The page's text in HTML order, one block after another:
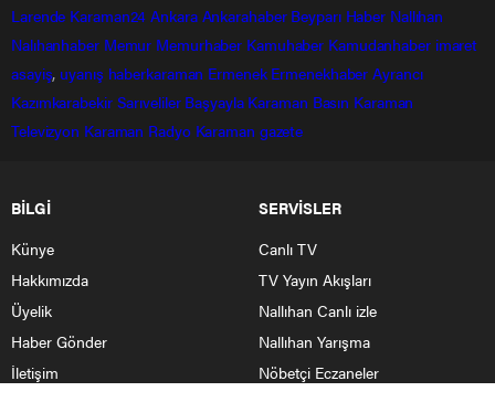
Larende Karaman24 Ankara Ankarahaber Beyparı Haber Nallıhan
Nalıhanhaber Memur Memurhaber Kamuhaber Kamudanhaber imaret
asayiş, uyanış haberkaraman Ermenek Ermenekhaber Ayrancı
Kazımkarabekir Sarıveliler Başyayla Karaman Basın Karaman
Televizyon Karaman Radyo Karaman gazete
BİLGİ
Künye
Hakkımızda
Üyelik
Haber Gönder
İletişim
SERVİSLER
Canlı TV
TV Yayın Akışları
Nallıhan Canlı izle
Nallıhan Yarışma
Nöbetçi Eczaneler